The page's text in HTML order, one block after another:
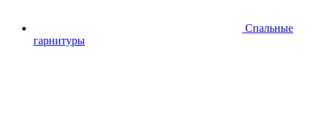
Спальные
гарнитуры